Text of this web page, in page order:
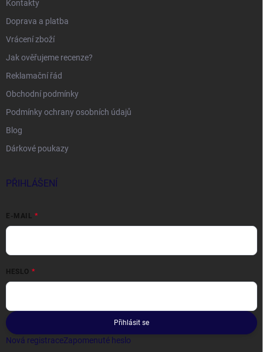
Kontakty
Doprava a platba
Vrácení zboží
Jak ověřujeme recenze?
Reklamační řád
Obchodní podmínky
Podmínky ochrany osobních údajů
Blog
Dárkové poukazy
PŘIHLÁŠENÍ
E-MAIL
HESLO
Přihlásit se
Nová registraceZapomenuté heslo